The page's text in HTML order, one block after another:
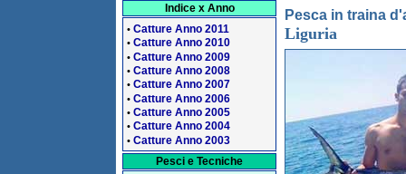
Indice x Anno
• Catture Anno 2011
• Catture Anno 2010
• Catture Anno 2009
• Catture Anno 2008
• Catture Anno 2007
• Catture Anno 2006
• Catture Anno 2005
• Catture Anno 2004
• Catture Anno 2003
Pesci e Tecniche
Pesca in traina
Liguria